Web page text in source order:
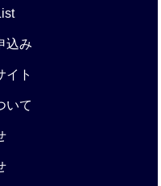
込み
イト
いて